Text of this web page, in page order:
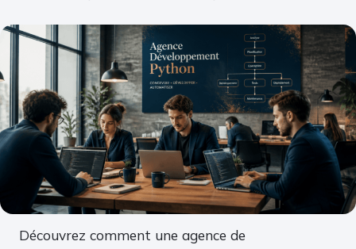
Découvrez comment une agence de